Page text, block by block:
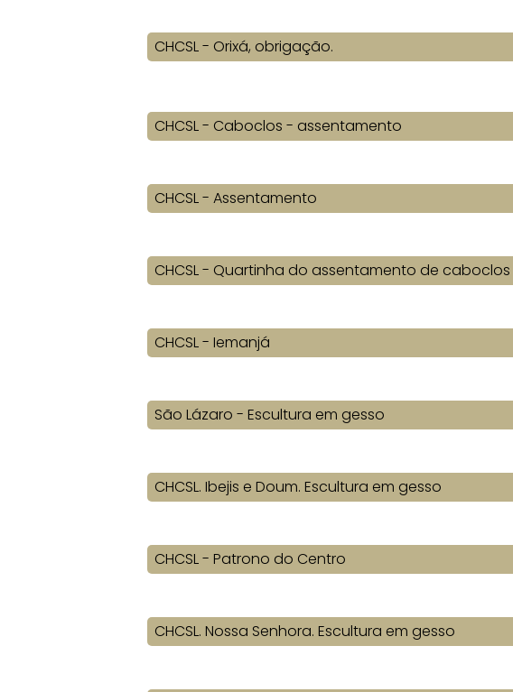
CHCSL - Orixá, obrigação.
CHCSL - Caboclos - assentamento
CHCSL - Assentamento
CHCSL - Quartinha do assentamento de caboclos
CHCSL - Iemanjá
São Lázaro - Escultura em gesso
CHCSL. Ibejis e Doum. Escultura em gesso
CHCSL - Patrono do Centro
CHCSL. Nossa Senhora. Escultura em gesso